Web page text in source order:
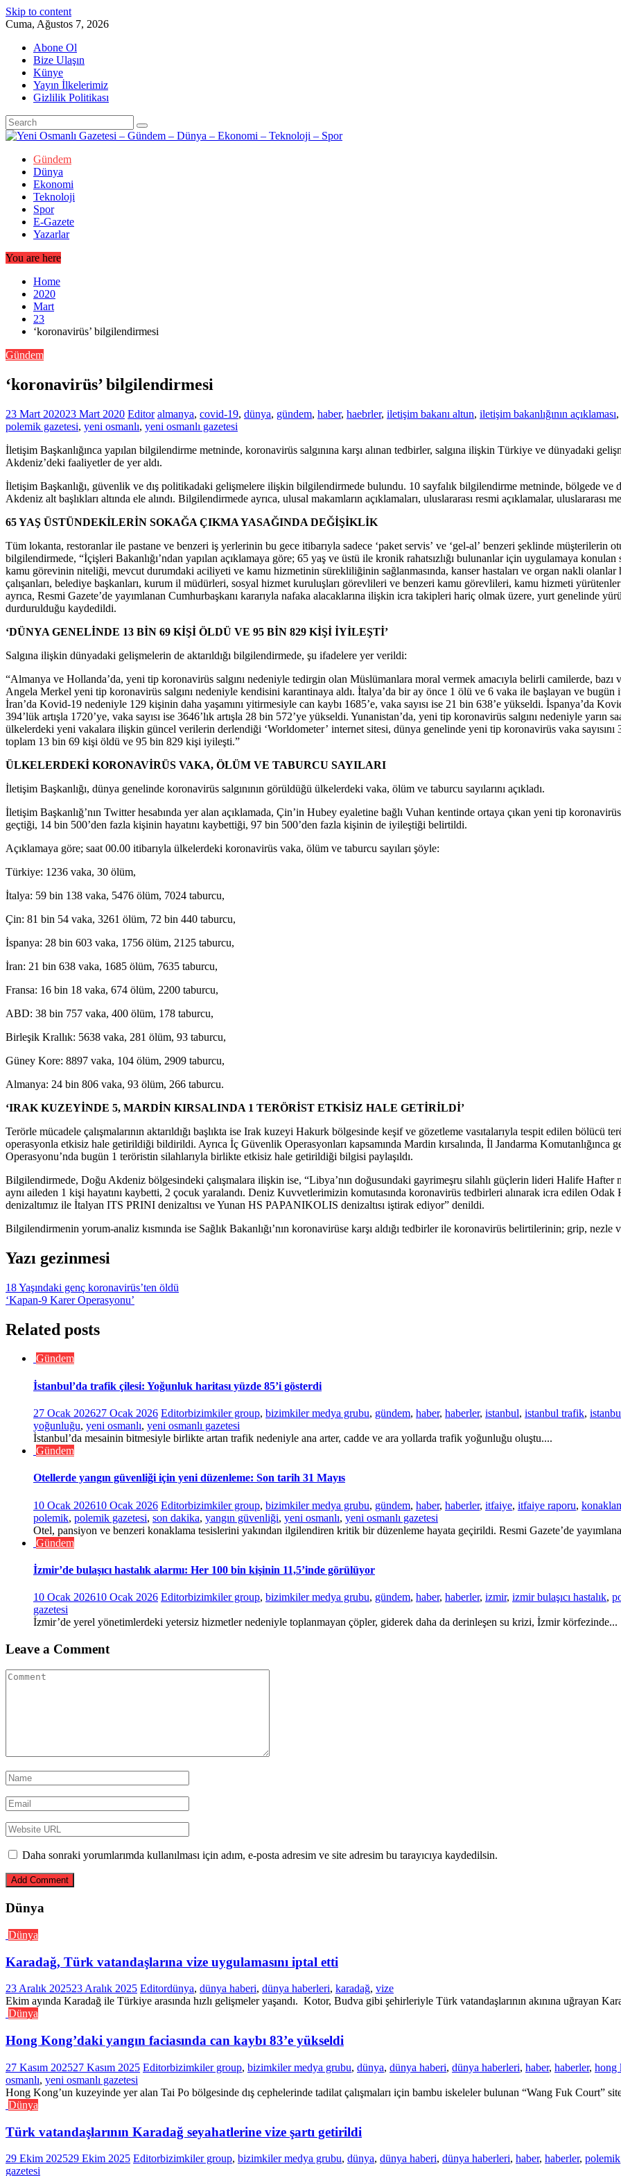
Skip to content
Cuma, Ağustos 7, 2026
Abone Ol
Bize Ulaşın
Künye
Yayın İlkelerimiz
Gizlilik Politikası
Gündem
Dünya
Ekonomi
Teknoloji
Spor
E-Gazete
Yazarlar
You are here
Home
2020
Mart
23
‘koronavirüs’ bilgilendirmesi
Gündem
‘koronavirüs’ bilgilendirmesi
23 Mart 202023 Mart 2020 Editor almanya, covid-19, dünya, gündem, haber, haebrler, iletişim bakanı altun, iletişim bakanlığının açıklaması,
polemik gazetesi, yeni osmanlı, yeni osmanlı gazetesi
İletişim Başkanlığınca yapılan bilgilendirme metninde, koronavirüs salgınına karşı alınan tedbirler, salgına ilişkin Türkiye ve dünyadaki
Akdeniz’deki faaliyetler de yer aldı.
İletişim Başkanlığı, güvenlik ve dış politikadaki gelişmelere ilişkin bilgilendirmede bulundu. 10 sayfalık bilgilendirme metninde, bölgede ve
Akdeniz alt başlıkları altında ele alındı. Bilgilendirmede ayrıca, ulusal makamların açıklamaları, uluslararası resmi açıklamalar, uluslararası
65 YAŞ ÜSTÜNDEKİLERİN SOKAĞA ÇIKMA YASAĞINDA DEĞİŞİKLİK
Tüm lokanta, restoranlar ile pastane ve benzeri iş yerlerinin bu gece itibarıyla sadece ‘paket servis’ ve ‘gel-al’ benzeri şeklinde müşterilerin
bilgilendirmede, “İçişleri Bakanlığı’ndan yapılan açıklamaya göre; 65 yaş ve üstü ile kronik rahatsızlığı bulunanlar için uygulamaya
kamu görevinin niteliği, mevcut durumdaki aciliyeti ve kamu hizmetinin sürekliliğinin sağlanmasında, kanser hastaları ve organ nakli
çalışanları, belediye başkanları, kurum il müdürleri, sosyal hizmet kuruluşları görevlileri ve benzeri kamu görevlileri, kamu hizmeti
ayrıca, Resmi Gazete’de yayımlanan Cumhurbaşkanı kararıyla nafaka alacaklarına ilişkin icra takipleri hariç olmak üzere, yurt genelinde
durdurulduğu kaydedildi.
‘DÜNYA GENELİNDE 13 BİN 69 KİŞİ ÖLDÜ VE 95 BİN 829 KİŞİ İYİLEŞTİ’
Salgına ilişkin dünyadaki gelişmelerin de aktarıldığı bilgilendirmede, şu ifadelere yer verildi:
“Almanya ve Hollanda’da, yeni tip koronavirüs salgını nedeniyle tedirgin olan Müslümanlara moral vermek amacıyla belirli camilerde,
Angela Merkel yeni tip koronavirüs salgını nedeniyle kendisini karantinaya aldı. İtalya’da bir ay önce 1 ölü ve 6 vaka ile başlayan ve bugün
İran’da Kovid-19 nedeniyle 129 kişinin daha yaşamını yitirmesiyle can kaybı 1685’e, vaka sayısı ise 21 bin 638’e yükseldi. İspanya’da
394’lük artışla 1720’ye, vaka sayısı ise 3646’lık artışla 28 bin 572’ye yükseldi. Yunanistan’da, yeni tip koronavirüs salgını nedeniyle
ülkelerdeki yeni vakalara ilişkin güncel verilerin derlendiği ‘Worldometer’ internet sitesi, dünya genelinde yeni tip koronavirüs vaka
toplam 13 bin 69 kişi öldü ve 95 bin 829 kişi iyileşti.”
ÜLKELERDEKİ KORONAVİRÜS VAKA, ÖLÜM VE TABURCU SAYILARI
İletişim Başkanlığı, dünya genelinde koronavirüs salgınının görüldüğü ülkelerdeki vaka, ölüm ve taburcu sayılarını açıkladı.
İletişim Başkanlığ’nın Twitter hesabında yer alan açıklamada, Çin’in Hubey eyaletine bağlı Vuhan kentinde ortaya çıkan yeni tip
geçtiği, 14 bin 500’den fazla kişinin hayatını kaybettiği, 97 bin 500’den fazla kişinin de iyileştiği belirtildi.
Açıklamaya göre; saat 00.00 itibarıyla ülkelerdeki koronavirüs vaka, ölüm ve taburcu sayıları şöyle:
Türkiye: 1236 vaka, 30 ölüm,
İtalya: 59 bin 138 vaka, 5476 ölüm, 7024 taburcu,
Çin: 81 bin 54 vaka, 3261 ölüm, 72 bin 440 taburcu,
İspanya: 28 bin 603 vaka, 1756 ölüm, 2125 taburcu,
İran: 21 bin 638 vaka, 1685 ölüm, 7635 taburcu,
Fransa: 16 bin 18 vaka, 674 ölüm, 2200 taburcu,
ABD: 38 bin 757 vaka, 400 ölüm, 178 taburcu,
Birleşik Krallık: 5638 vaka, 281 ölüm, 93 taburcu,
Güney Kore: 8897 vaka, 104 ölüm, 2909 taburcu,
Almanya: 24 bin 806 vaka, 93 ölüm, 266 taburcu.
‘IRAK KUZEYİNDE 5, MARDİN KIRSALINDA 1 TERÖRİST ETKİSİZ HALE GETİRİLDİ’
Terörle mücadele çalışmalarının aktarıldığı başlıkta ise Irak kuzeyi Hakurk bölgesinde keşif ve gözetleme vasıtalarıyla tespit edilen bölücü
operasyonla etkisiz hale getirildiği bildirildi. Ayrıca İç Güvenlik Operasyonları kapsamında Mardin kırsalında, İl Jandarma Komutanlığınca
Operasyonu’nda bugün 1 teröristin silahlarıyla birlikte etkisiz hale getirildiği bilgisi paylaşıldı.
Bilgilendirmede, Doğu Akdeniz bölgesindeki çalışmalara ilişkin ise, “Libya’nın doğusundaki gayrimeşru silahlı güçlerin lideri Halife Hafter
aynı aileden 1 kişi hayatını kaybetti, 2 çocuk yaralandı. Deniz Kuvvetlerimizin komutasında koronavirüs tedbirleri alınarak icra edilen
denizaltımız ile İtalyan ITS PRINI denizaltısı ve Yunan HS PAPANIKOLIS denizaltısı iştirak ediyor” denildi.
Bilgilendirmenin yorum-analiz kısmında ise Sağlık Bakanlığı’nın koronavirüse karşı aldığı tedbirler ile koronavirüs belirtilerinin; grip, nezle
Yazı gezinmesi
18 Yaşındaki genç koronavirüs’ten öldü
‘Kapan-9 Karer Operasyonu’
Related posts
Gündem
İstanbul’da trafik çilesi: Yoğunluk haritası yüzde 85’i gösterdi
27 Ocak 202627 Ocak 2026 Editorbizimkiler group, bizimkiler medya grubu, gündem, haber, haberler, istanbul, istanbul trafik,
yoğunluğu, yeni osmanlı, yeni osmanlı gazetesi
İstanbul’da mesainin bitmesiyle birlikte artan trafik nedeniyle ana arter, cadde ve ara yollarda trafik yoğunluğu oluştu....
Gündem
Otellerde yangın güvenliği için yeni düzenleme: Son tarih 31 Mayıs
10 Ocak 202610 Ocak 2026 Editorbizimkiler group, bizimkiler medya grubu, gündem, haber, haberler, itfaiye, itfaiye raporu,
polemik, polemik gazetesi, son dakika, yangın güvenliği, yeni osmanlı, yeni osmanlı gazetesi
Otel, pansiyon ve benzeri konaklama tesislerini yakından ilgilendiren kritik bir düzenleme hayata geçirildi. Resmi Gazete’de
Gündem
İzmir’de bulaşıcı hastalık alarmı: Her 100 bin kişinin 11,5’inde görülüyor
10 Ocak 202610 Ocak 2026 Editorbizimkiler group, bizimkiler medya grubu, gündem, haber, haberler, izmir, izmir bulaşıcı hastalık,
gazetesi
İzmir’de yerel yönetimlerdeki yetersiz hizmetler nedeniyle toplanmayan çöpler, giderek daha da derinleşen su krizi, İzmir körfezinde...
Leave a Comment
Daha sonraki yorumlarımda kullanılması için adım, e-posta adresim ve site adresim bu tarayıcıya kaydedilsin.
Dünya
Dünya
Karadağ, Türk vatandaşlarına vize uygulamasını iptal etti
23 Aralık 202523 Aralık 2025 Editordünya, dünya haberi, dünya haberleri, karadağ, vize
Ekim ayında Karadağ ile Türkiye arasında hızlı gelişmeler yaşandı. Kotor, Budva gibi şehirleriyle Türk vatandaşlarının akınına uğrayan
Dünya
Hong Kong’daki yangın faciasında can kaybı 83’e yükseldi
27 Kasım 202527 Kasım 2025 Editorbizimkiler group, bizimkiler medya grubu, dünya, dünya haberi, dünya haberleri, haber, haberler, hong
osmanlı, yeni osmanlı gazetesi
Hong Kong’un kuzeyinde yer alan Tai Po bölgesinde dış cephelerinde tadilat çalışmaları için bambu iskeleler bulunan “Wang Fuk Court”
Dünya
Türk vatandaşlarının Karadağ seyahatlerine vize şartı getirildi
29 Ekim 202529 Ekim 2025 Editorbizimkiler group, bizimkiler medya grubu, dünya, dünya haberi, dünya haberleri, haber, haberler, polemik
gazetesi